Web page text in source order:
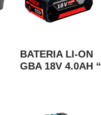
BATERIA LI-ON
GBA 18V 4.0AH “